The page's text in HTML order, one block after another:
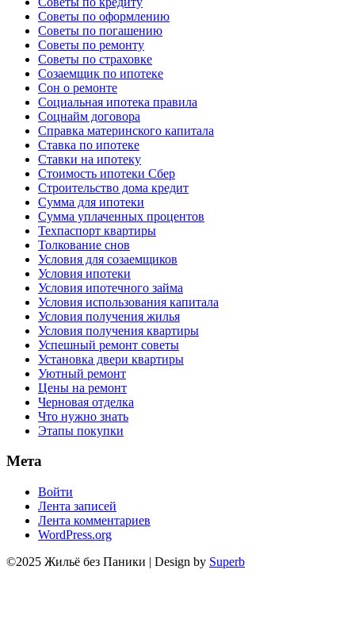
Советы по оформлению
Советы по погашению
Советы по ремонту
Советы по страховке
Созаемщик по ипотеке
Сон о ремонте
Социальная ипотека правила
Соцнайм договора
Справка материнского капитала
Ставка по ипотеке
Ставки на ипотеку
Стоимость ипотеки Сбер
Строительство дома кредит
Сумма для ипотеки
Сумма уплаченных процентов
Техпаспорт квартиры
Толкование снов
Условия для созаемщиков
Условия ипотеки
Условия ипотечного займа
Условия использования капитала
Условия получения жилья
Условия получения квартиры
Успешный ремонт советы
Установка двери квартиры
Уютный ремонт
Цены на ремонт
Черновая отделка
Что нужно знать
Этапы покупки
Мета
Войти
Лента записей
Лента комментариев
WordPress.org
©2025 Жильё без Паники | Design by Superb